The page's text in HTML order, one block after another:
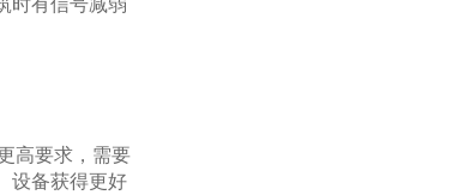
高要求，需要
设备获得更好